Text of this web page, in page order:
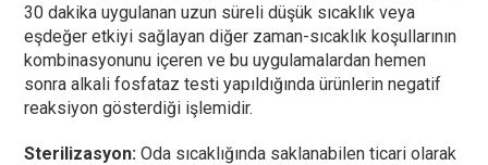
30 dakika uygulanan uzun süreli düşük sıcaklık veya
eşdeğer etkiyi sağlayan diğer zaman-sıcaklık koşullarının
kombinasyonunu içeren ve bu uygulamalardan hemen
sonra alkali fosfataz testi yapıldığında ürünlerin negatif
reaksiyon gösterdiği işlemidir.
Sterilizasyon: Oda sıcaklığında saklanabilen ticari olarak